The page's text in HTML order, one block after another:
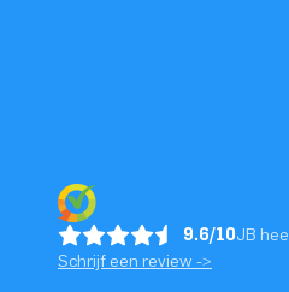
9.6/10JB
Schrijf een review ->